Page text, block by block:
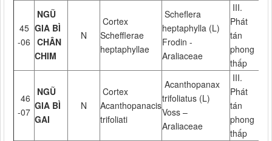
45
-06
NGŨ
GIA BÌ
CHÂN
CHIM
N
Cortex
Schefflerae
heptaphyllae
Scheflera
heptaphylla (L)
Frodin -
Araliaceae
III.
Phát
tán
phong
thấp
46
-07
NGŨ
GIA BÌ
GAI
N
Cortex
Acanthopanacis
trifoliati
Acanthopanax
trifoliatus (L)
Voss –
Araliaceae
III.
Phát
tán
phong
thấp